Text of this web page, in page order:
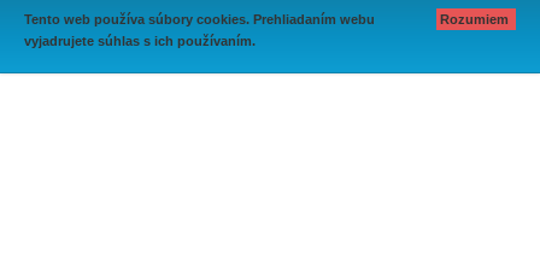
Tento web používa súbory cookies. Prehliadaním webu
vyjadrujete súhlas s ich používaním.
Rozumiem